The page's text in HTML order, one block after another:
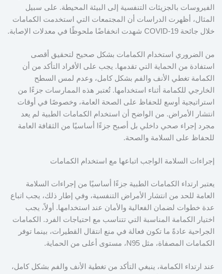
الفيروسات بالجزيئات التنفسية إلى البيئة المحيطة. على سبيل
المثال، أظهرت الدراسات أن المجتمعات التي استخدمت الكمامات
خلال جائحة COVID-19 شهدت انخفاضًا ملحوظًا في معدلات الإصابة.
من الضروري استخدام الكمامات بشكل صحيح لتحقيق أقصى
استفادة من الحماية التي تقدمها. يجب على الأفراد التأكد من أن
الكمامة تغطي الأنف والفم بشكل كامل، وعدم لمس السطح
الخارجي للكمامة أثناء استخدامها. تُعتبر هذه الممارسات جزءًا من
استراتيجية أوسع للحفاظ على الصحة العامة، وخصوصًا في أوقات
انتشار الأمراض. من الواضح أن استخدام الكمامات الطبية لم يعد
مجرد إجراء صحي داخلي بل أصبح جزءًا أساسيًا من الثقافة العامة
للحفاظ على السلامة والصحة.
إجراءات السلامة الواجب اتباعها مع استخدام الكمامات
يعتبر ارتداء الكمامات الطبية جزءًا أساسيًا من إجراءات السلامة
العامة للحد من انتشار الأمراض التنفسية، وفي إطار ذلك، يجب اتباع
عدة خطوات لضمان الفعالية والأمان عند استخدامها. أولاً، يجب
اختيار الكمامة المناسبة التي تتناسب مع احتياجات الفرد. الكمامات
الجراحية عادةً ما تكون فعالة في منع انتقال القطيرات، بينما توفر
الكمامات المصفاة، مثل N95، مستوى أعلى من الحماية.
عند ارتداء الكمامة، ينبغي التأكد من تغطية الأنف والفم بشكل كامل،